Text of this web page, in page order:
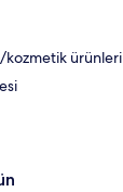
kozmetik ürünleri